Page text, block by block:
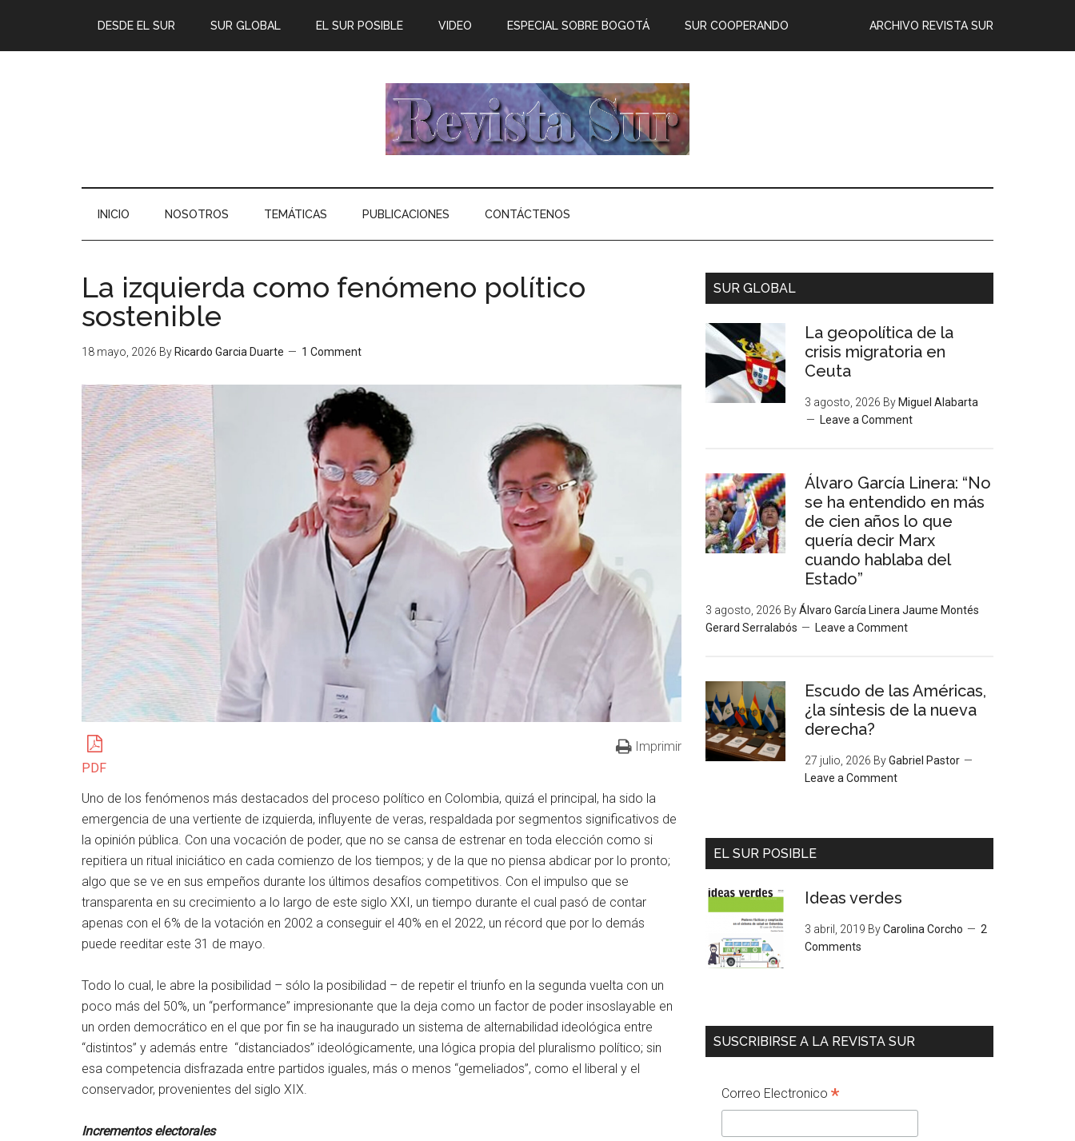
DESDE EL SUR SUR GLOBAL EL SUR POSIBLE ARCHIVO REVISTA SUR
VIDEO ESPECIAL SOBRE BOGOTÁ SUR COOPERANDO
INICIO NOSOTROS TEMÁTICAS PUBLICACIONES CONTÁCTENOS
La izquierda como fenómeno político
sostenible
18 mayo, 2026 By Ricardo Garcia Duarte 1 Comment
PDF
Imprimir
Uno de los fenómenos más destacados del proceso político en Colombia, quizá el principal, ha sido la
emergencia de una vertiente de izquierda, influyente de veras, respaldada por segmentos significativos de
la opinión pública. Con una vocación de poder, que no se cansa de estrenar en toda elección como si
repitiera un ritual iniciático en cada comienzo de los tiempos; y de la que no piensa abdicar por lo pronto;
algo que se ve en sus empeños durante los últimos desafíos competitivos. Con el impulso que se
transparenta en su crecimiento a lo largo de este siglo XXI, un tiempo durante el cual pasó de contar
apenas con el 6% de la votación en 2002 a conseguir el 40% en el 2022, un récord que por lo demás
puede reeditar este 31 de mayo.
Todo lo cual, le abre la posibilidad – sólo la posibilidad – de repetir el triunfo en la segunda vuelta con un
poco más del 50%, un “performance” impresionante que la deja como un factor de poder insoslayable en
un orden democrático en el que por fin se ha inaugurado un sistema de alternabilidad ideológica entre
“distintos” y además entre “distanciados” ideológicamente, una lógica propia del pluralismo político; sin
esa competencia disfrazada entre partidos iguales, más o menos “gemeliados”, como el liberal y el
conservador, provenientes del siglo XIX.
Incrementos electorales
SUR GLOBAL
La geopolítica de la
crisis migratoria en
Ceuta
3 agosto, 2026 By Miguel Alabarta
Leave a Comment
Álvaro García Linera: “No
se ha entendido en más
de cien años lo que
quería decir Marx
cuando hablaba del
Estado”
3 agosto, 2026 ByÁlvaro García Linera Jaume Montés
Gerard Serralabós
Leave a Comment
Escudo de las Américas,
¿la síntesis de la nueva
derecha?
27 julio, 2026 ByGabriel Pastor
Leave a Comment
EL SUR POSIBLE
Ideas verdes
3 abril, 2019 ByCarolina Corcho
2
Comments
SUSCRIBIRSE A LA REVISTA SUR
Correo Electronico *